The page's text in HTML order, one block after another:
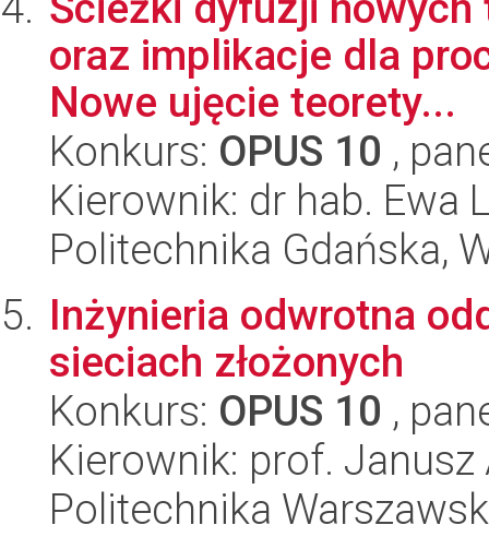
oraz implikacje dla
Nowe ujęcie teorety...
Konkurs: OPUS 10 ,
Kierownik: dr hab. Ewa
Politechnika Gdańska,
Inżynieria odwrotna
sieciach złożonych
Konkurs: OPUS 10 ,
Kierownik: prof. Janusz
Politechnika